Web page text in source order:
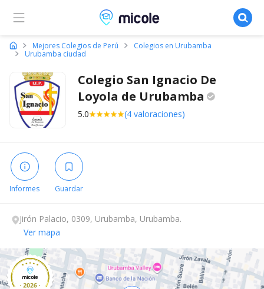
Micole, buscador de colegios
Mejores Colegios de Perú
Colegios en Urubamba
Urubamba ciudad
Colegio San Ignacio De
Loyola de Urubamba
5.0 (4 valoraciones)
Informes Guardar
Jirón Palacio, 0309, Urubamba, Urubamba.
Ver mapa